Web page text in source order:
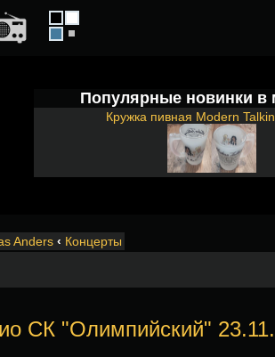
Популярные новинки в
Кружка пивная Modern
Anders ‹ Концерты
СК "Олимпийский"